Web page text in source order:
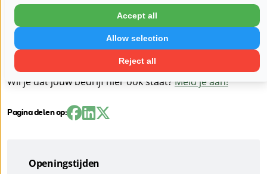
De volgorde van behandeling is: Het gebit pijn- en
ontstekingsvrij maken, de kauwfunctie herstellen en zo
mooi mogelijk maken, binnen de financiële mogelijkheden
van de patiënt.
Wil je dat jouw bedrijf hier ook staat?Meld je aan!
Pagina delen op:
Openingstijden
Reject all
Allow selection
Accept all